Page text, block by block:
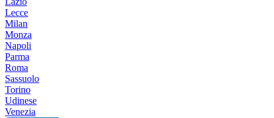
Lecce
Milan
Monza
Napoli
Parma
Roma
Sassuolo
Torino
Udinese
Venezia